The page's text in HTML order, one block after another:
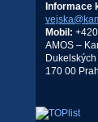
Informace
Mobil:
AMOS –
170 00